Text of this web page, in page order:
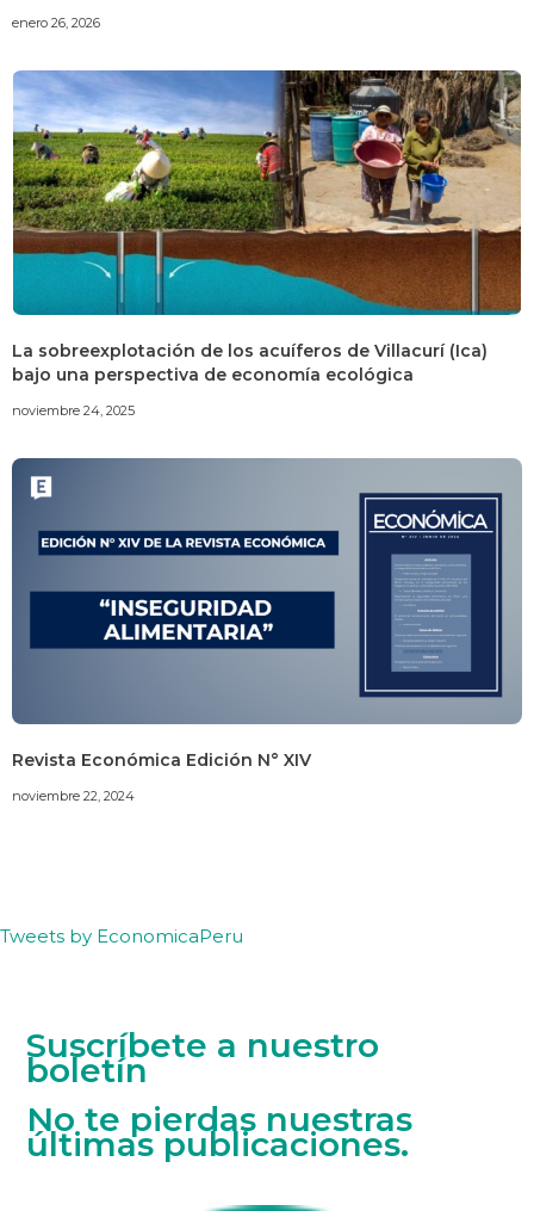
enero 26, 2026
La sobreexplotación de los acuíferos de Villacurí (Ica)
bajo una perspectiva de economía ecológica
noviembre 24, 2025
Revista Económica Edición N° XIV
noviembre 22, 2024
Tweets by EconomicaPeru
Suscríbete a nuestro
boletín
No te pierdas nuestras
últimas publicaciones.